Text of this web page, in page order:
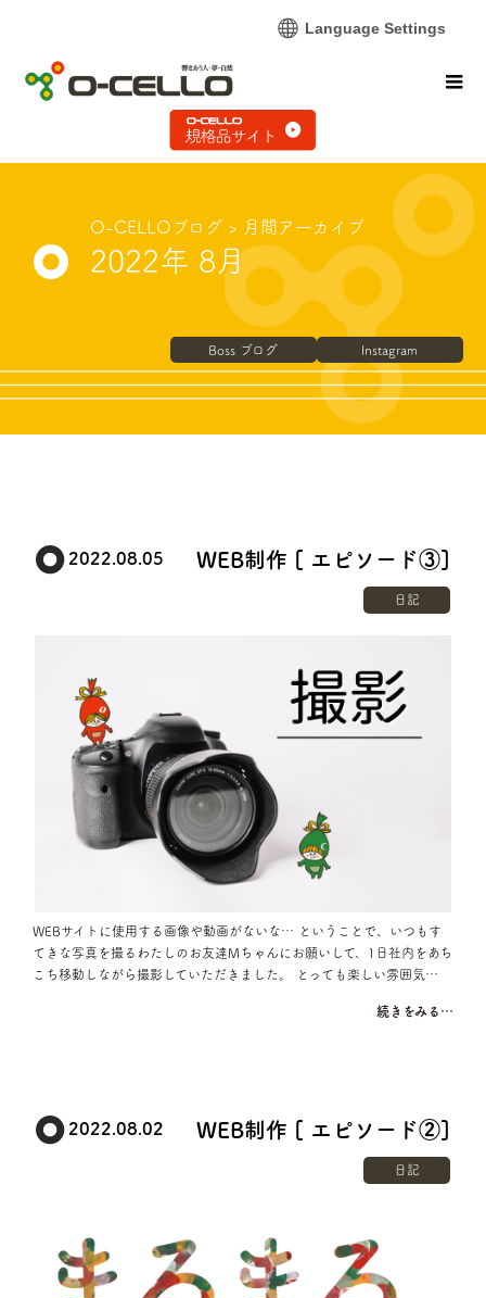
O-CELLOブログ > 月間ア一カイブ
2022年 8月
Boss ブログ Instagram
2022.08.05 WEB制作 [ エピソード③]
日記
WEBサイトに使用する画像や動画がないな… ということで、いつもす
てきな写真を撮るわたしのお友達Mちゃんにお願いして、1日社内をあち
こち移動しながら撮影していただきました。 とっても楽しい雰囲気…
続きをみる…
2022.08.02 WEB制作 [ エピソード②]
日記
Language Settings